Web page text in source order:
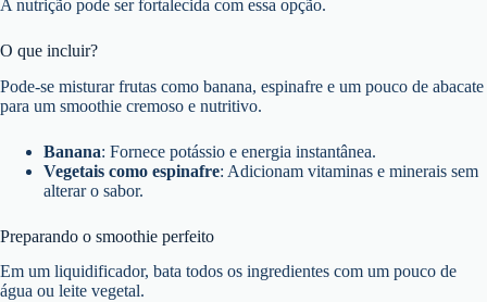
A nutrição pode ser fortalecida com essa opção.
O que incluir?
Pode-se misturar frutas como banana, espinafre e um pouco de abacate
para um smoothie cremoso e nutritivo.
Banana: Fornece potássio e energia instantânea.
Vegetais como espinafre: Adicionam vitaminas e minerais sem
alterar o sabor.
Preparando o smoothie perfeito
Em um liquidificador, bata todos os ingredientes com um pouco de
água ou leite vegetal.